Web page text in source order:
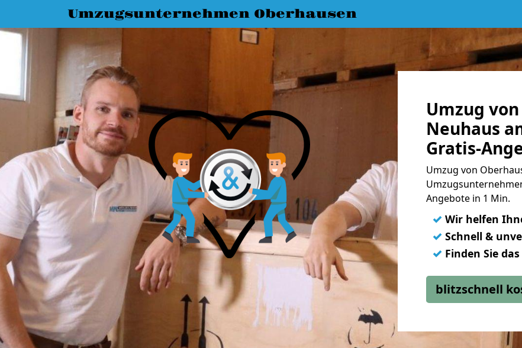
Umzugsunternehmen Oberhausen
Umzug
Neuhaus
Gratis-
Umzug von
Angebote in 1 Min.
✓ Wir helfen
✓ Schnell &
✓ Finden Sie
blitzschnell